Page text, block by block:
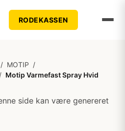
RODEKASSEN
/ MOTIP /
/ Motip Varmefast Spray Hvid
side kan være genereret